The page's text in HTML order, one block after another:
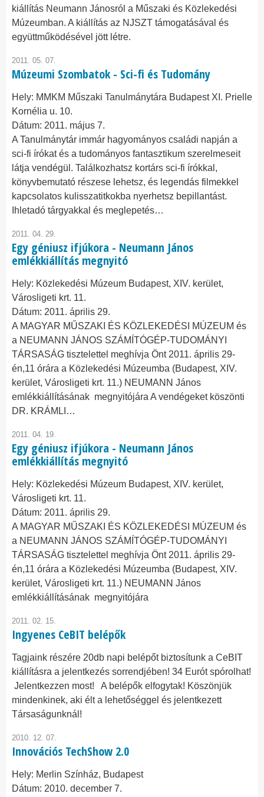
kiállítás Neumann Jánosról a Műszaki és Közlekedési
Múzeumban. A kiállítás az NJSZT támogatásával és
együttműködésével jött létre.
2011. 05. 07.
Múzeumi Szombatok - Sci-fi és Tudomány
Hely: MMKM Műszaki Tanulmánytára Budapest XI. Prielle
Kornélia u. 10.
Dátum: 2011. május 7.
A Tanulmánytár immár hagyományos családi napján a
sci-fi írókat és a tudományos fantasztikum szerelmeseit
látja vendégül. Találkozhatsz kortárs sci-fi írókkal,
könyvbemutató részese lehetsz, és legendás filmekkel
kapcsolatos kulisszatitkokba nyerhetsz bepillantást.
Ihletadó tárgyakkal és meglepetés…
2011. 04. 29.
Egy géniusz ifjúkora - Neumann János
emlékkiállítás megnyitó
Hely: Közlekedési Múzeum Budapest, XIV. kerület,
Városligeti krt. 11.
Dátum: 2011. április 29.
A MAGYAR MŰSZAKI ÉS KÖZLEKEDÉSI MÚZEUM és
a NEUMANN JÁNOS SZÁMÍTÓGÉP-TUDOMÁNYI
TÁRSASÁG tisztelettel meghívja Önt 2011. április 29-
én,11 órára a Közlekedési Múzeumba (Budapest, XIV.
kerület, Városligeti krt. 11.) NEUMANN János
emlékkiállításának megnyitójára A vendégeket köszönti
DR. KRÁMLI…
2011. 04. 19.
Egy géniusz ifjúkora - Neumann János
emlékkiállítás megnyitó
Hely: Közlekedési Múzeum Budapest, XIV. kerület,
Városligeti krt. 11.
Dátum: 2011. április 29.
A MAGYAR MŰSZAKI ÉS KÖZLEKEDÉSI MÚZEUM és
a NEUMANN JÁNOS SZÁMÍTÓGÉP-TUDOMÁNYI
TÁRSASÁG tisztelettel meghívja Önt 2011. április 29-
én,11 órára a Közlekedési Múzeumba (Budapest, XIV.
kerület, Városligeti krt. 11.) NEUMANN János
emlékkiállításának megnyitójára
2011. 02. 15.
Ingyenes CeBIT belépők
Tagjaink részére 20db napi belépőt biztosítunk a CeBIT
kiállításra a jelentkezés sorrendjében! 34 Eurót spórolhat!
Jelentkezzen most! A belépők elfogytak! Köszönjük
mindenkinek, aki élt a lehetőséggel és jelentkezett
Társaságunknál!
2010. 12. 07.
Innovációs TechShow 2.0
Hely: Merlin Színház, Budapest
Dátum: 2010. december 7.